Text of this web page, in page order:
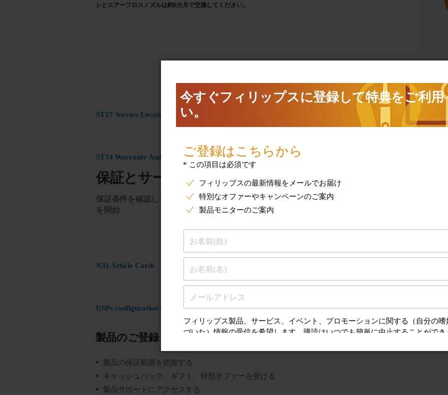
シとエアーフロスノズルは約6カ月で交換してください。
ST27 Service Locator configuration
ST34 Warranty And Service
保証とサービス
保証条件を確認して製品の交換または保証
を開始
製品保証を表示
N31 Article Cards
USPs configuration for ST17 Register-now component
製品のご登録
製品の保証範囲を把握する
キャッシュバック、ギフト、特別オファーを受ける
製品サポートにアクセスする